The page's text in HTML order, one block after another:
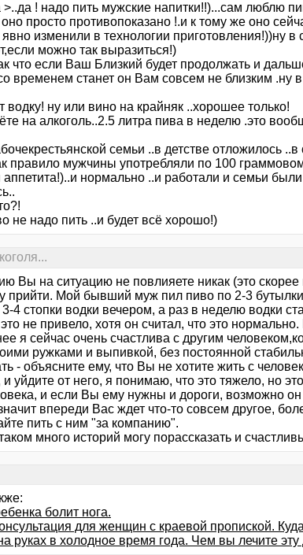
>..да ! надо пить мужские напитки!!)...сам люблю
просто противопоказано !.и к тому же оно
изменили в технологии приготовления!))ну
можно так выразиться!)
что если Ваш Близкий будет продолжать и
временем станет он Вам совсем не близким .ну
водку! ну или вино на крайняк ..хорошее только!
на алкоголь..2.5 литра пива в неделю .это
семьи ..в детстве отложилось
правило мужчины употребляли по 100
аппетита!)..и нормально ..и работали и семьи
не надо пить ..и будет всё хорошо!)
Вы на ситуацию не повлияете никак (это
прийти. Мой бывший муж пил пиво по 2-3
4 стопки водки вечером, а раз в неделю водки
не привело, хотя он считал, что это
я сейчас очень счастлива с другим
ружками и выпивкой, без постоянной
- объясните ему, что Вы не хотите жить с
и уйдите от него, я понимаю, что это тяжело, но
и если Вы ему нужны и дороги, возможно
впереди Вас ждет что-то совсем другое,
пить с ним "за компанию".
много историй могу порассказать и
болит нога.
для женщин с краевой пропиской.
руках в холодное время года. Чем вы лечите эту